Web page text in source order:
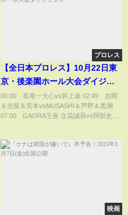
プロレス
【全日本プロレス】10月22日東
京・後楽園ホール大会ダイジェ
スト
00:00 長尾一大心vs井上凌 02:49 吉岡
＆光留＆宮本vsMUSASHI＆芦野＆黒潮
07:00 GAORA王座 立花誠吾vs阿部史...
映画